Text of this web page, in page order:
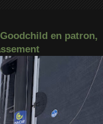
en patron,